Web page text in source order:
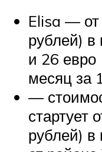
Elisa — от
рублей) в
и 26 евро
месяц за
—
стартует
рублей) в